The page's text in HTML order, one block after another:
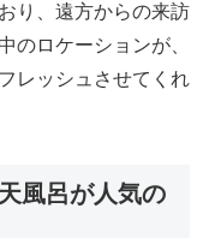
り、遠方からの来訪
のロケーションが、
レッシュさせてくれ
風呂が人気の